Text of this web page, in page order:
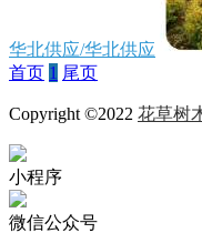
华北供应/华北供应
首页 1 尾页
Copyright ©2022 花草树
小程序
微信公众号